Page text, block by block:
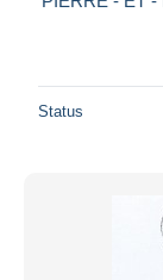
Status